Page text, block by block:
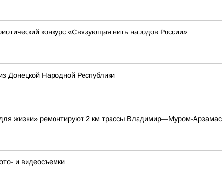
конкурс «Связующая нить народов России»
Донецкой Народной Республики
для жизни» ремонтируют 2 км трассы Владимир—Муром-Арзамас
и видеосъемки